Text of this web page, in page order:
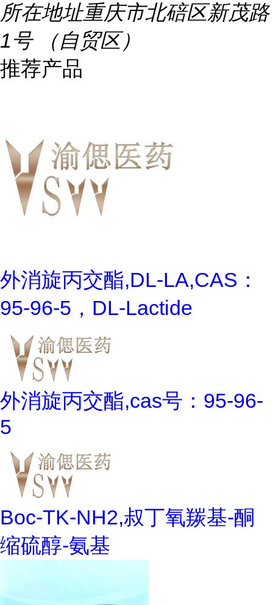
所在地址重庆市北碚区新茂路
1号 （自贸区）
推荐产品
外消旋丙交酯,DL-LA,CAS：
95-96-5，DL-Lactide
外消旋丙交酯,cas号：95-96-
5
Boc-TK-NH2,叔丁氧羰基-酮
缩硫醇-氨基